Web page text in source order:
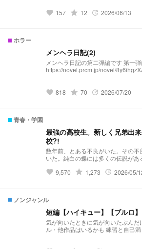
favorite 157 grade 12 update 2026/06/13
ホラー
メンヘラ日記(2)
メンヘラ日記の第二弾編です 第一弾はこちら⇩
https://novel.prcm.jp/novel/
favorite 818 grade 70 update 2026/07/20
青春・学園
最強の高校生。新しく兄弟出
校?!
数年前、とある不良がいた。その不
いた。純白の蝶には多くの伝説が
良グループを1人で潰したという伝
❌(似ているものがあってもパクリで
子。
favorite 9,570 grade 1,273 update 2026/05/
ノンジャンル
短編【ハイキュー】【ブルロ】
気が向いたときに気が向いたぶんだ
ル・他作品はいるかも 練習と自己満と墓場 【月島蛍】 「セレ